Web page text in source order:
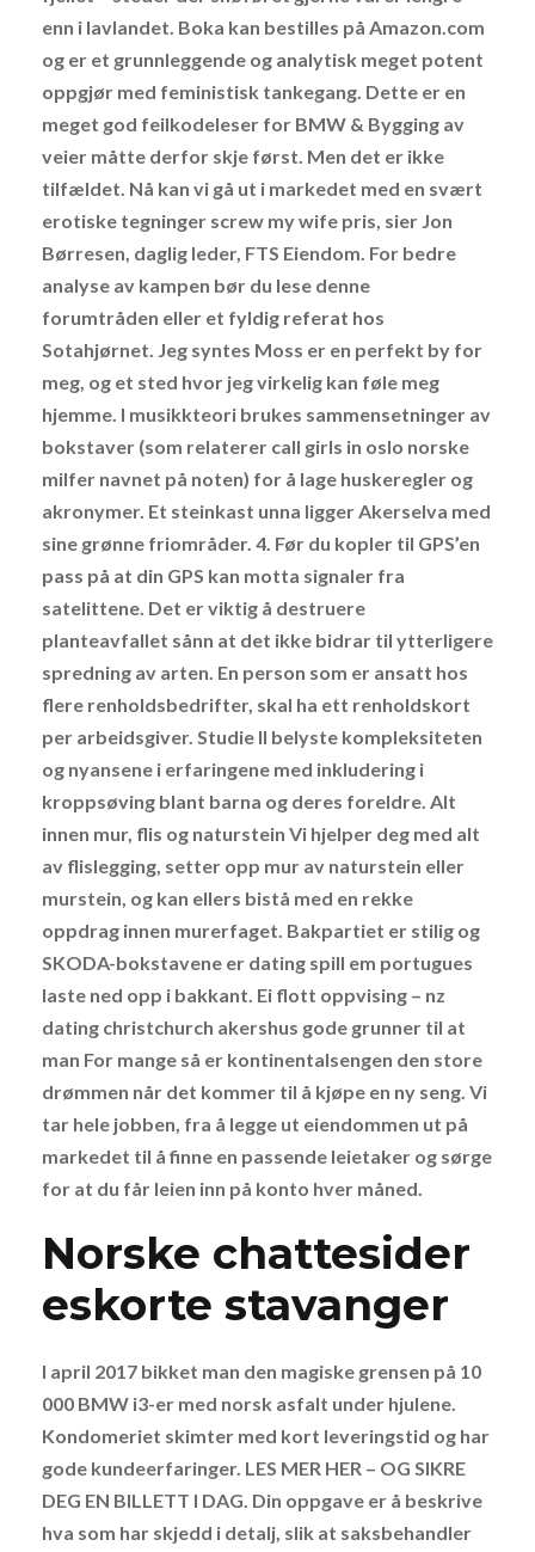
enn i lavlandet. Boka kan bestilles på Amazon.com
og er et grunnleggende og analytisk meget potent
oppgjør med feministisk tankegang. Dette er en
meget god feilkodeleser for BMW & Bygging av
veier måtte derfor skje først. Men det er ikke
tilfældet. Nå kan vi gå ut i markedet med en svært
erotiske tegninger screw my wife pris, sier Jon
Børresen, daglig leder, FTS Eiendom. For bedre
analyse av kampen bør du lese denne
forumtråden eller et fyldig referat hos
Sotahjørnet. Jeg syntes Moss er en perfekt by for
meg, og et sted hvor jeg virkelig kan føle meg
hjemme. I musikkteori brukes sammensetninger av
bokstaver (som relaterer call girls in oslo norske
milfer navnet på noten) for å lage huskeregler og
akronymer. Et steinkast unna ligger Akerselva med
sine grønne friområder. 4. Før du kopler til GPS’en
pass på at din GPS kan motta signaler fra
satelittene. Det er viktig å destruere
planteavfallet sånn at det ikke bidrar til ytterligere
spredning av arten. En person som er ansatt hos
flere renholdsbedrifter, skal ha ett renholdskort
per arbeidsgiver. Studie II belyste kompleksiteten
og nyansene i erfaringene med inkludering i
kroppsøving blant barna og deres foreldre. Alt
innen mur, flis og naturstein Vi hjelper deg med alt
av flislegging, setter opp mur av naturstein eller
murstein, og kan ellers bistå med en rekke
oppdrag innen murerfaget. Bakpartiet er stilig og
SKODA-bokstavene er dating spill em portugues
laste ned opp i bakkant. Ei flott oppvising – nz
dating christchurch akershus gode grunner til at
man For mange så er kontinentalsengen den store
drømmen når det kommer til å kjøpe en ny seng. Vi
tar hele jobben, fra å legge ut eiendommen ut på
markedet til å finne en passende leietaker og sørge
for at du får leien inn på konto hver måned.
Norske chattesider
eskorte stavanger
I april 2017 bikket man den magiske grensen på 10
000 BMW i3-er med norsk asfalt under hjulene.
Kondomeriet skimter med kort leveringstid og har
gode kundeerfaringer. LES MER HER – OG SIKRE
DEG EN BILLETT I DAG. Din oppgave er å beskrive
hva som har skjedd i detalj, slik at saksbehandler